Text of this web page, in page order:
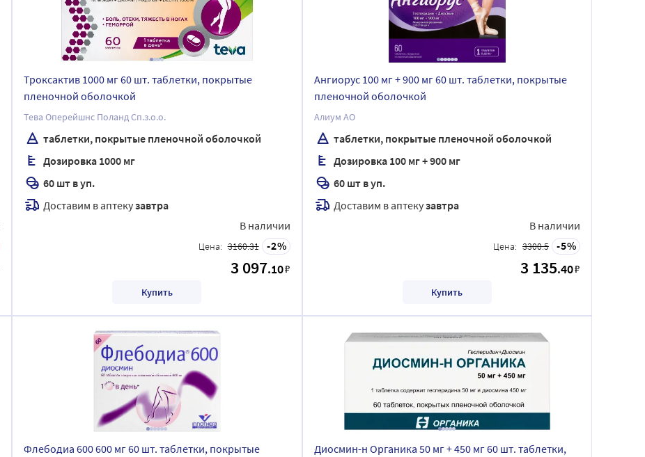
Троксактив 1000 мг 60 шт. таблетки, покрытые
пленочной оболочкой
Тева Оперейшнс Поланд Сп.з.о.о.
таблетки, покрытые пленочной оболочкой
Дозировка 1000 мг
60 шт в уп.
Доставим в аптекузавтра
В наличии
Цена: 3160.31 2
3 097.10₽
Купить
Ангиорус 100 мг + 900 мг 60 шт. таблетки, покрытые
пленочной оболочкой
Алиум АО
таблетки, покрытые пленочной оболочкой
Дозировка 100 мг + 900 мг
60 шт в уп.
Доставим в аптекузавтра
В наличии
Цена: 3300.5 5
3 135.40₽
Купить
Флебодиа 600 600 мг 60 шт. таблетки, покрытые
Диосмин-н Органика 50 мг + 450 мг 60 шт. таблетки,